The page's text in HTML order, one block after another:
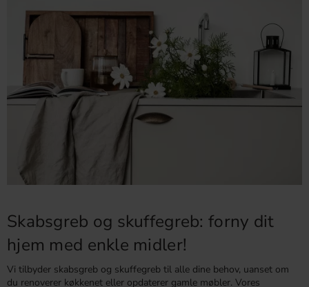
Skabsgreb og skuffegreb: forny dit
hjem med enkle midler!
Vi tilbyder skabsgreb og skuffegreb til alle dine behov, uanset om
du renoverer køkkenet eller opdaterer gamle møbler. Vores